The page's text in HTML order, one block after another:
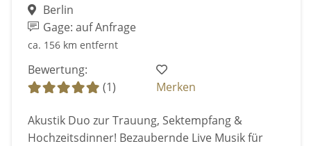
Berlin
Gage: auf Anfrage
ca. 156 km entfernt
Bewertung:
(1)
Merken
Akustik Duo zur Trauung, Sektempfang &
Hochzeitsdinner! Bezaubernde Live Musik für